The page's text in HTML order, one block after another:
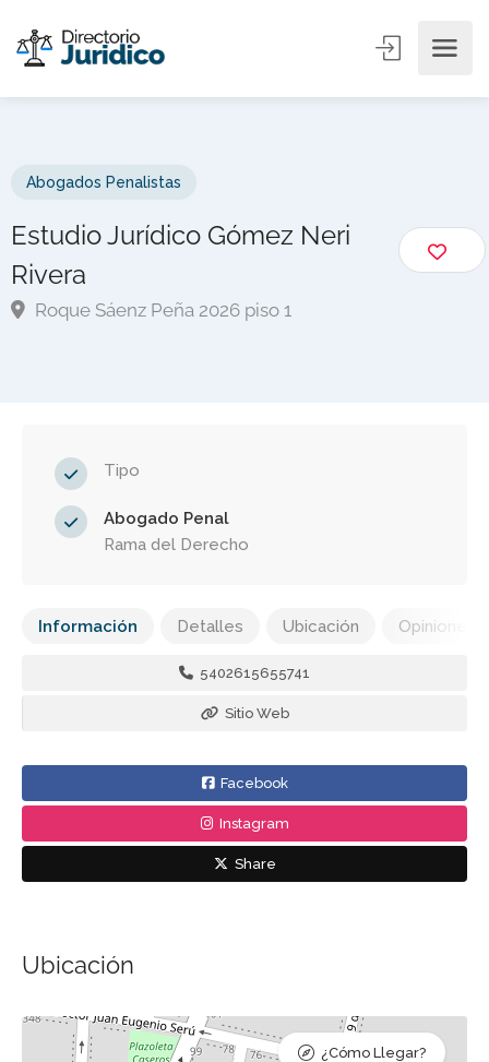
Abogados Penalistas
Estudio Jurídico Gómez Neri
Rivera
Roque Sáenz Peña 2026 piso 1
Tipo
Abogado Penal
Rama del Derecho
Información Detalles Ubicación Opiniones
5402615655741
Sitio Web
Facebook
Instagram
Share
Ubicación
¿Cómo Llegar?